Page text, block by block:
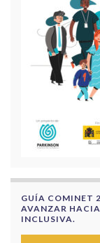
GUÍA COMINET
AVANZAR
INCLUSIVA.